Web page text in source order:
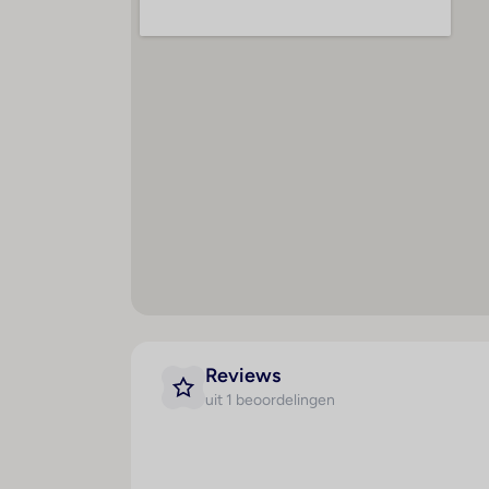
Maaltijden
Reviews
uit 1 beoordelingen